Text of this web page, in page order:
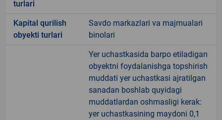
turlari
Kapital qurilish
obyekti turlari
Savdo markazlari va majmualari
binolari
Yer uchastkasida barpo etiladigan
obyektni foydalanishga topshirish
muddati yer uchastkasi ajratilgan
sanadan boshlab quyidagi
muddatlardan oshmasligi kerak:
yer uchastkasining maydoni 0,1